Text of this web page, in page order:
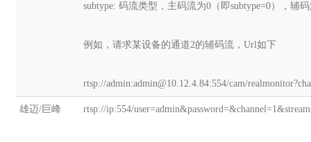
subtype: 码流类型，主码流为0（即subtype=0），辅
例如，请求某设备的通道2的辅码流，Url如下
rtsp://admin:admin@10.12.4.84:554/cam/
雄迈/巨峰 rtsp://ip:554/